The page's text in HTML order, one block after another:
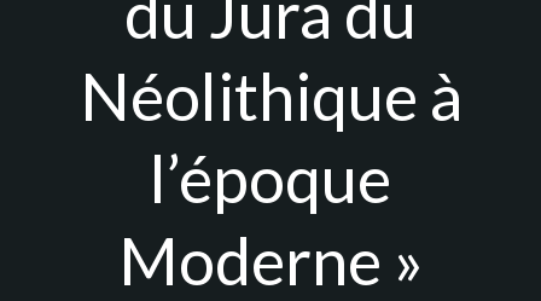
Néolithique à
l’époque
Moderne »